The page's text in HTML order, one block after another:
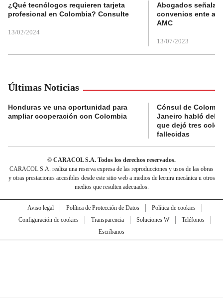
¿Qué tecnólogos requieren tarjeta
profesional en Colombia? Consulte
13/02/2024
Abogados
convenios ente
AMC
13/07/2023
Últimas Noticias
Honduras ve una oportunidad para
ampliar cooperación con Colombia
Cónsul de
Janeiro habló del
que dejó tres
fallecidas
© CARACOL S.A. Todos los derechos reservados.
CARACOL S.A. realiza una reserva expresa de las reproducciones y usos de las obras
y otras prestaciones accesibles desde este sitio web a medios de lectura mecánica u otros
medios que resulten adecuados.
Aviso legal Política de Protección de Datos
Política de cookies
Configuración de cookies
Transparencia Soluciones W
Teléfonos
Escríbanos